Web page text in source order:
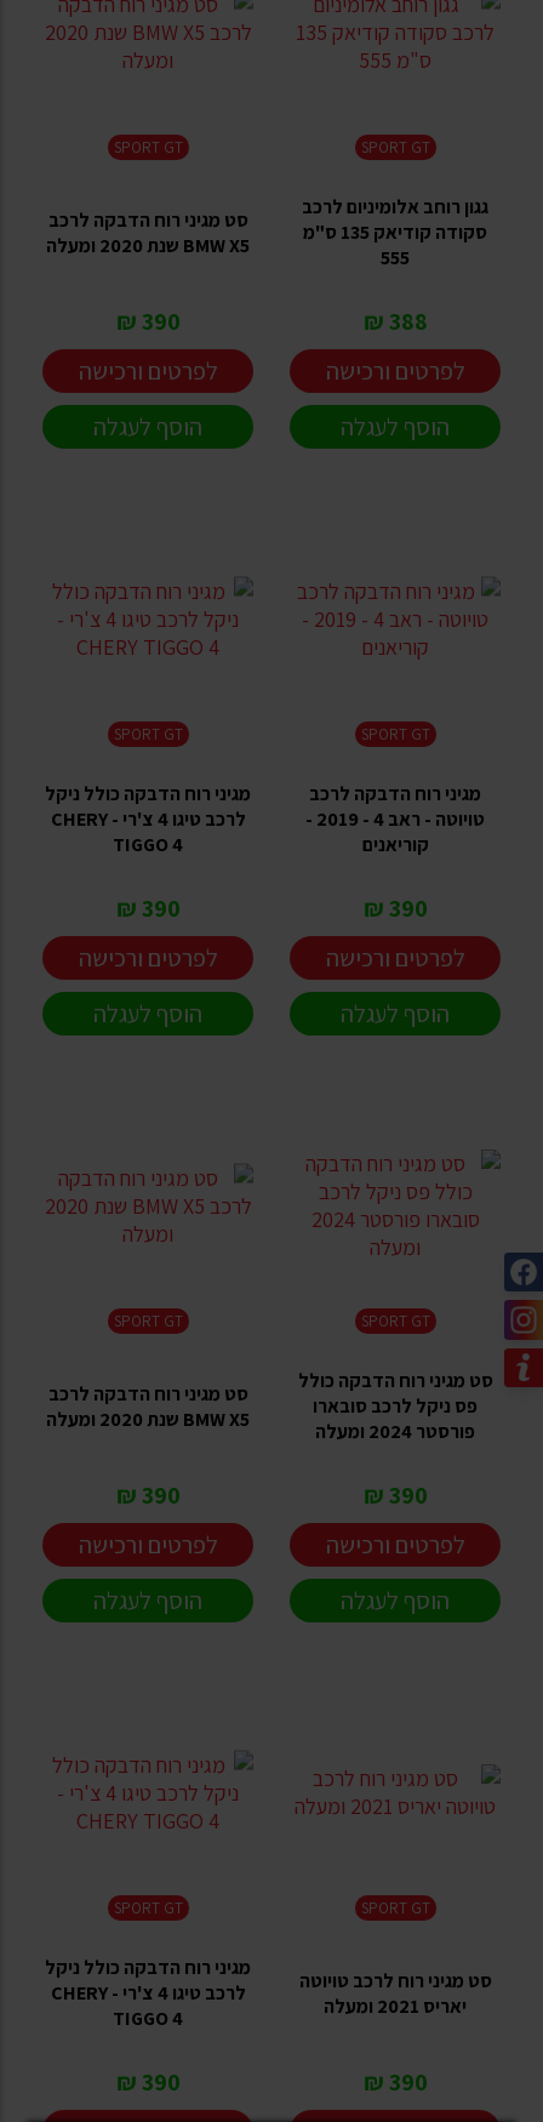
SPORT GT
גגון רוחב אלומיניום לרכב
סקודה קודיאק 135 ס"מ
555
388 ₪
לפרטים ורכישה
הוסף לעגלה
SPORT GT
סט מגיני רוח הדבקה לרכב
BMW X5 שנת 2020 ומעלה
390 ₪
לפרטים ורכישה
הוסף לעגלה
SPORT GT
מגיני רוח הדבקה לרכב
טויוטה - ראב 4 - 2019 -
קוריאנים
390 ₪
לפרטים ורכישה
הוסף לעגלה
SPORT GT
מגיני רוח הדבקה כולל ניקל
לרכב טיגו 4 צ'רי - CHERY
TIGGO 4
390 ₪
לפרטים ורכישה
הוסף לעגלה
SPORT GT
סט מגיני רוח הדבקה כולל
פס ניקל לרכב סובארו
פורסטר 2024 ומעלה
390 ₪
לפרטים ורכישה
הוסף לעגלה
SPORT GT
סט מגיני רוח הדבקה לרכב
BMW X5 שנת 2020 ומעלה
390 ₪
לפרטים ורכישה
הוסף לעגלה
SPORT GT
סט מגיני רוח לרכב טויוטה
יאריס 2021 ומעלה
390 ₪
SPORT GT
מגיני רוח הדבקה כולל ניקל
לרכב טיגו 4 צ'רי - CHERY
TIGGO 4
390 ₪